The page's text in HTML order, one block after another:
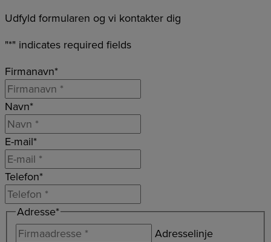
Udfyld formularen og vi kontakter dig
"*" indicates required fields
Firmanavn*
Navn*
E-mail*
Telefon*
Adresse*
Adresselinje